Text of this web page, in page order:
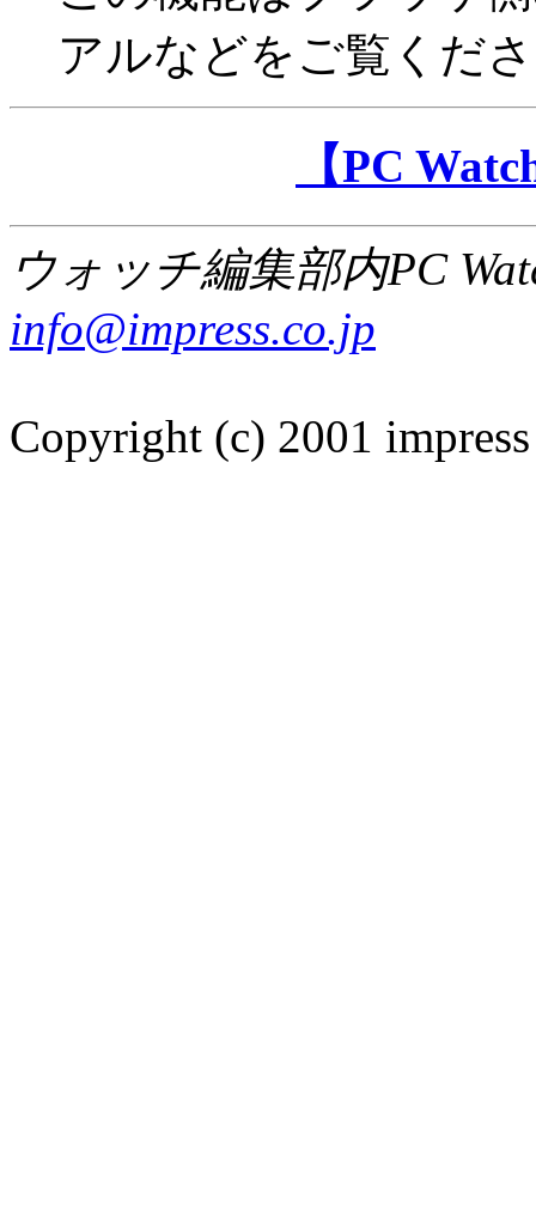
アルなどをご覧くだ
【PC
ウォッチ編集部内PC
info@impress.co.jp
Copyright (c) 2001